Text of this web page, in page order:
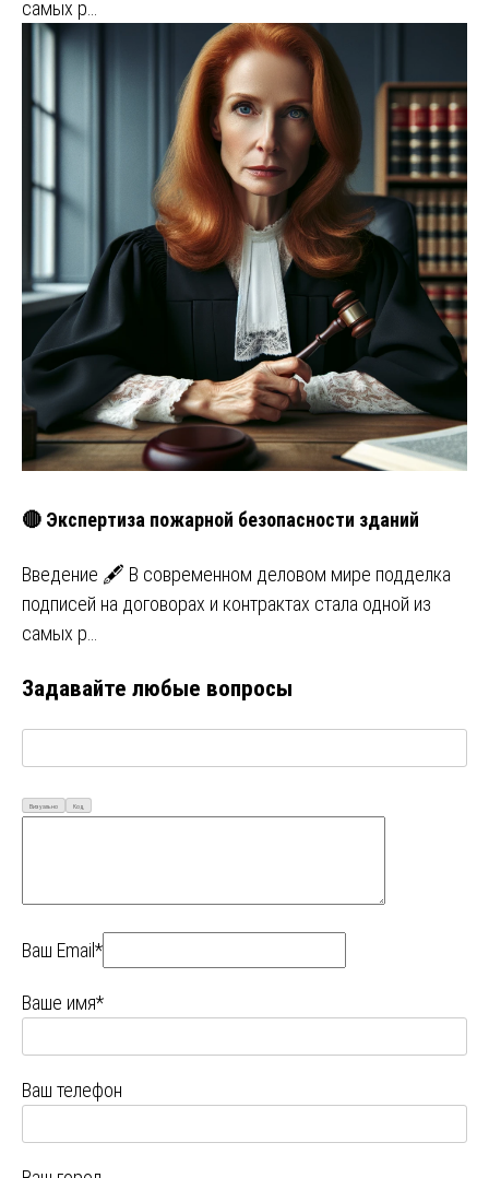
самых р…
🔴 Экспертиза пожарной безопасности зданий
Введение 🖋️ В современном деловом мире подделка
подписей на договорах и контрактах стала одной из
самых р…
Задавайте любые вопросы
Визуально Код
Ваш Email*
Ваше имя*
Ваш телефон